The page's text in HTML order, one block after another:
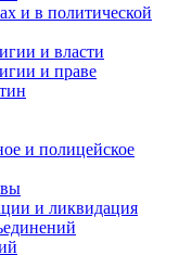
и в политической
и власти
и праве
и полицейское
и ликвидация